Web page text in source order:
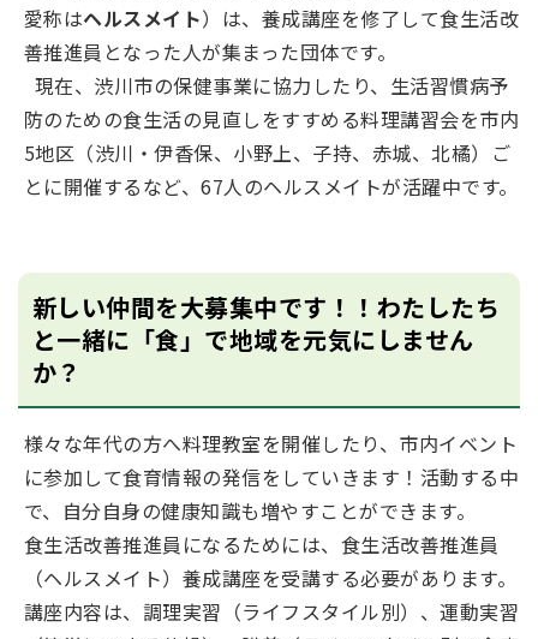
愛称はヘルスメイト）は、養成講座を修了して食生活改
善推進員となった人が集まった団体です。
現在、渋川市の保健事業に協力したり、生活習慣病予
防のための食生活の見直しをすすめる料理講習会を市内
5地区（渋川・伊香保、小野上、子持、赤城、北橘）ご
とに開催するなど、67人のヘルスメイトが活躍中です。
新しい仲間を大募集中です！！わたしたち
と一緒に「食」で地域を元気にしません
か？
様々な年代の方へ料理教室を開催したり、市内イベント
に参加して食育情報の発信をしていきます！活動する中
で、自分自身の健康知識も増やすことができます。
食生活改善推進員になるためには、食生活改善推進員
（ヘルスメイト）養成講座を受講する必要があります。
講座内容は、調理実習（ライフスタイル別）、運動実習